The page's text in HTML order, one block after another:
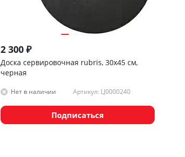
2 300₽
Доска сервировочная rubris, 30х45 см,
черная
Нет в наличии Артикул: LJ0000240
Подписаться